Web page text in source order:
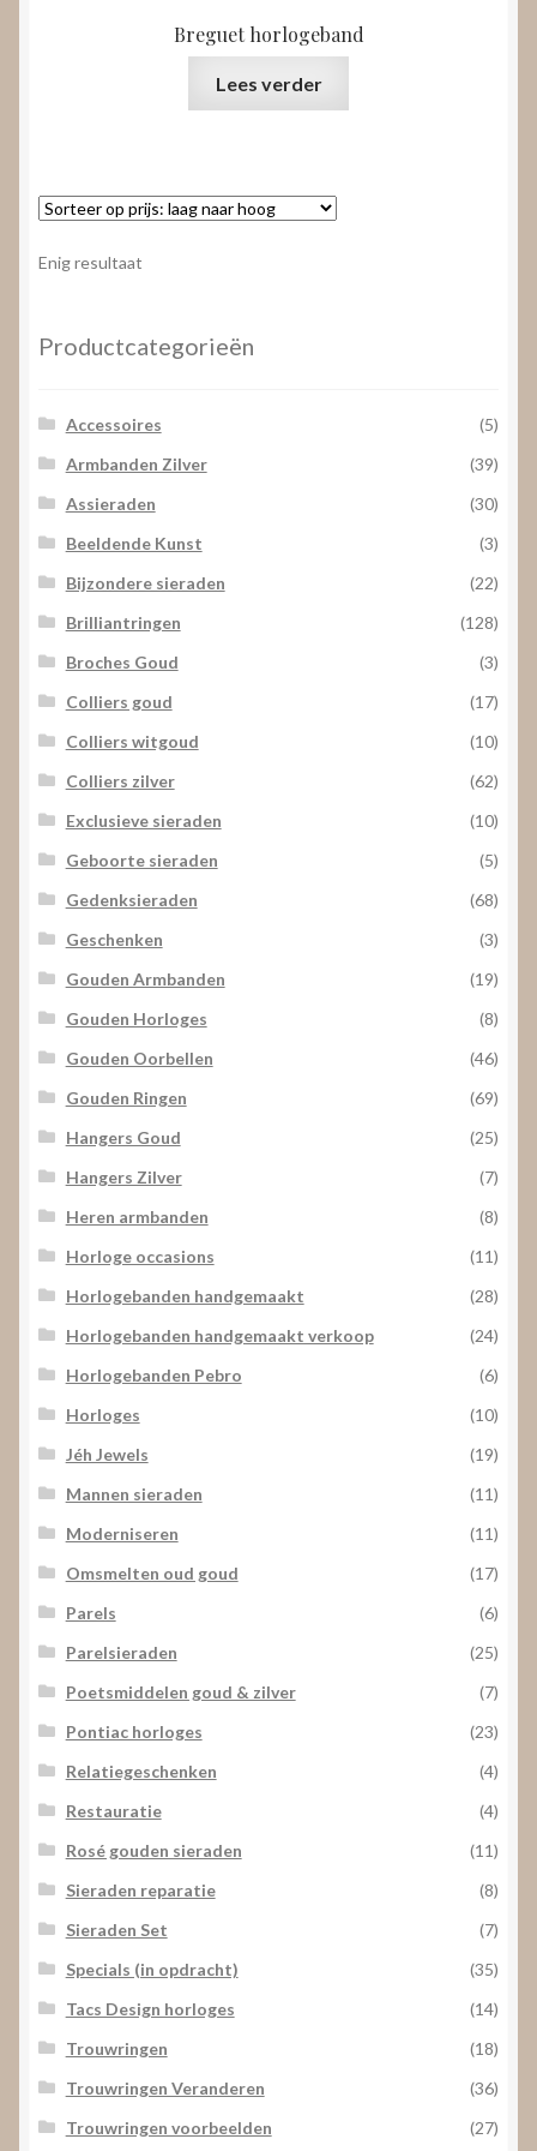
Breguet horlogeband
Lees verder
Enig resultaat
Productcategorieën
Accessoires
(5)
Armbanden Zilver
(39)
Assieraden
(30)
Beeldende Kunst
(3)
Bijzondere sieraden
(22)
Brilliantringen
(128)
Broches Goud
(3)
Colliers goud
(17)
Colliers witgoud
(10)
Colliers zilver
(62)
Exclusieve sieraden
(10)
Geboorte sieraden
(5)
Gedenksieraden
(68)
Geschenken
(3)
Gouden Armbanden
(19)
Gouden Horloges
(8)
Gouden Oorbellen
(46)
Gouden Ringen
(69)
Hangers Goud
(25)
Hangers Zilver
(7)
Heren armbanden
(8)
Horloge occasions
(11)
Horlogebanden handgemaakt
(28)
Horlogebanden handgemaakt verkoop
(24)
Horlogebanden Pebro
(6)
Horloges
(10)
Jéh Jewels
(19)
Mannen sieraden
(11)
Moderniseren
(11)
Omsmelten oud goud
(17)
Parels
(6)
Parelsieraden
(25)
Poetsmiddelen goud & zilver
(7)
Pontiac horloges
(23)
Relatiegeschenken
(4)
Restauratie
(4)
Rosé gouden sieraden
(11)
Sieraden reparatie
(8)
Sieraden Set
(7)
Specials (in opdracht)
(35)
Tacs Design horloges
(14)
Trouwringen
(18)
Trouwringen Veranderen
(36)
Trouwringen voorbeelden
(27)